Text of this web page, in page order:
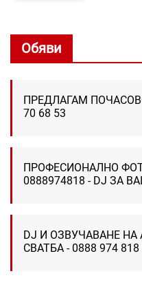
Обяви
ПРЕДЛАГАМ
70 68 53
ПРОФЕСИОНАЛНО
0888974818 - DJ ЗА
DJ И ОЗВУЧАВАНЕ
СВАТБА - 0888 974 818